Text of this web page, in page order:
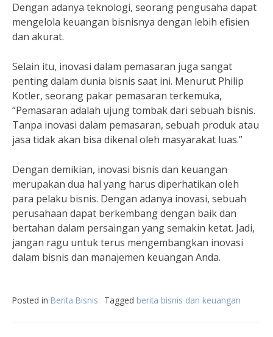
Dengan adanya teknologi, seorang pengusaha dapat
mengelola keuangan bisnisnya dengan lebih efisien
dan akurat.
Selain itu, inovasi dalam pemasaran juga sangat
penting dalam dunia bisnis saat ini. Menurut Philip
Kotler, seorang pakar pemasaran terkemuka,
“Pemasaran adalah ujung tombak dari sebuah bisnis.
Tanpa inovasi dalam pemasaran, sebuah produk atau
jasa tidak akan bisa dikenal oleh masyarakat luas.”
Dengan demikian, inovasi bisnis dan keuangan
merupakan dua hal yang harus diperhatikan oleh
para pelaku bisnis. Dengan adanya inovasi, sebuah
perusahaan dapat berkembang dengan baik dan
bertahan dalam persaingan yang semakin ketat. Jadi,
jangan ragu untuk terus mengembangkan inovasi
dalam bisnis dan manajemen keuangan Anda.
Posted in Berita Bisnis Tagged berita bisnis dan keuangan